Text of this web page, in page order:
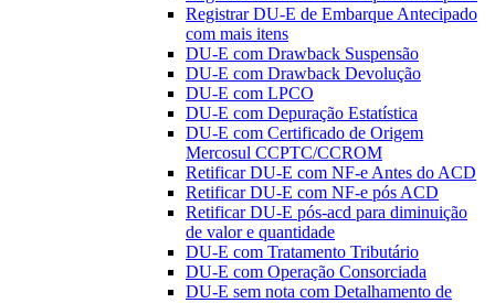
Registrar DU-E de Embarque Antecipado
com mais itens
DU-E com Drawback Suspensão
DU-E com Drawback Devolução
DU-E com LPCO
DU-E com Depuração Estatística
DU-E com Certificado de Origem
Mercosul CCPTC/CCROM
Retificar DU-E com NF-e Antes do ACD
Retificar DU-E com NF-e pós ACD
Retificar DU-E pós-acd para diminuição
de valor e quantidade
DU-E com Tratamento Tributário
DU-E com Operação Consorciada
DU-E sem nota com Detalhamento de